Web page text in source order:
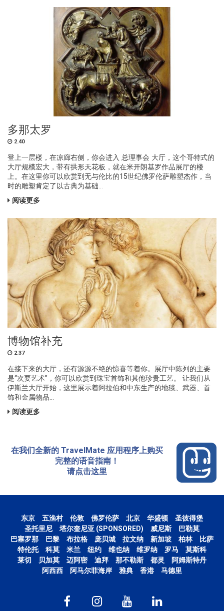
多那太罗
2.40
登上一层楼，在凉廊右侧，你会进入 总理事会 大厅，这个哥特式的
大厅规模宏大，带有拱形天花板，就在米开朗基罗作品展厅的楼
上。在这里你可以欣赏到无与伦比的15世纪佛罗伦萨雕塑杰作，当
时的雕塑肯定了以古典为基础...
阅读更多
博物馆补充
2.37
在接下来的大厅，还有源源不绝的惊喜等着你。展厅中陈列的主要
是“次要艺术”，你可以欣赏到珠宝首饰和其他珍贵工艺。 让我们从
伊斯兰大厅开始，这里展示着阿拉伯和中东生产的地毯、武器、首
饰和金属物品...
阅读更多
在我们全新的 TravelMate 应用程序上购买
完整的语音指南！
请点击这里
东京 五渔村 伦敦 佛罗伦萨 北京 华盛顿
圣彼得堡
圣托里尼
塔尔奎尼亚 (SPONSORED) 威尼斯
巴勒莫
巴塞罗那
巴黎 布拉格 庞贝城 拉文纳 新加坡 柏林
比萨
特伦托
科莫 米兰 纽约 维也纳 维罗纳 罗马
莫斯科
莱切
贝加莫 迈阿密 迪拜 那不勒斯 都灵
阿姆斯特丹
阿西西
阿马尔菲海岸 雅典 香港 马德里